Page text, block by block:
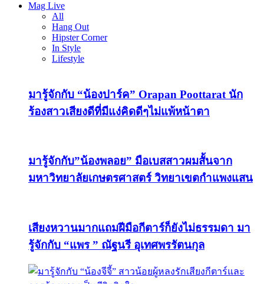
Mag Live
All
Hang Out
Hipster Corner
In Style
Lifestyle
มารู้จักกับ “น้องปาร์ค” Orapan Poottarat นัก
ร้องสาวเสียงดีที่มีแง่คิดดีๆไม่แพ้หน้าตา
มารู้จักกับ”น้องพลอย” มือเบสสาวผมสั้นจาก
มหาวิทยาลัยเกษตรศาสตร์ วิทยาเขตกำแพงแสน
เสียงหวานมากแถมฝีมือกีตาร์ก็ยังไม่ธรรมดา มา
รู้จักกับ “แพร ” ณัฐนรี อุเทศพรรัตนกุล